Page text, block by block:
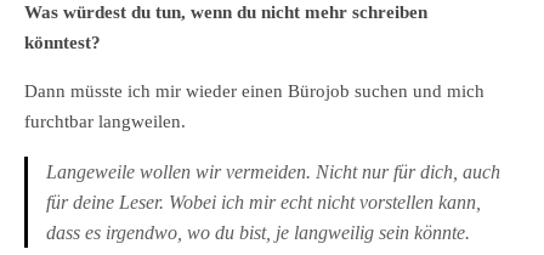
Was würdest du tun, wenn du nicht mehr schreiben
könntest?
Dann müsste ich mir wieder einen Bürojob suchen und mich
furchtbar langweilen.
Langeweile wollen wir vermeiden. Nicht nur für dich, auch
für deine Leser. Wobei ich mir echt nicht vorstellen kann,
dass es irgendwo, wo du bist, je langweilig sein könnte.